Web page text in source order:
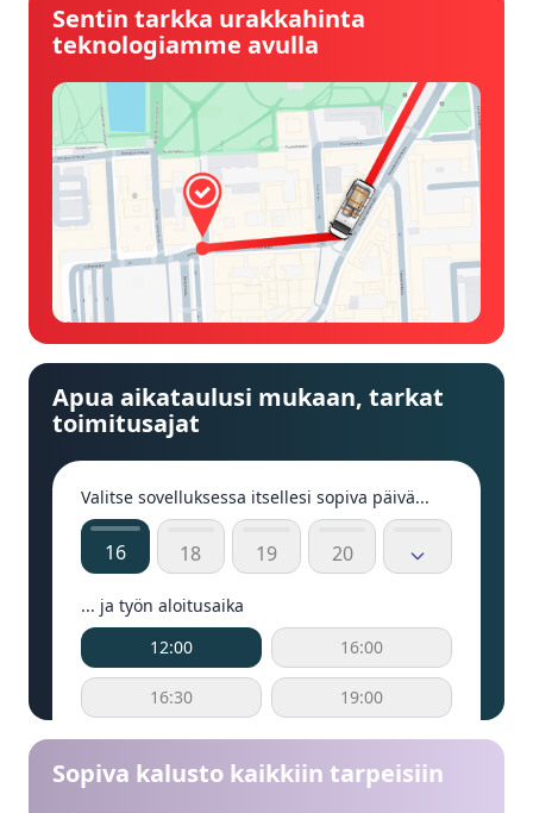
Sentin tarkka urakkahinta
teknologiamme avulla
Apua aikataulusi mukaan, tarkat
toimitusajat
Valitse sovelluksessa itsellesi sopiva päivä...
16 18 19 20
... ja työn aloitusaika
12:00
16:00
16:30 19:00
Sopiva kalusto kaikkiin tarpeisiin